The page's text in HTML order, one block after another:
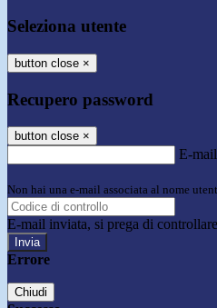
Seleziona utente
button close ×
Recupero password
button close ×
E-mail
Non hai una e-mail associata al nome
E-mail inviata, si prega di
Errore
Chiudi